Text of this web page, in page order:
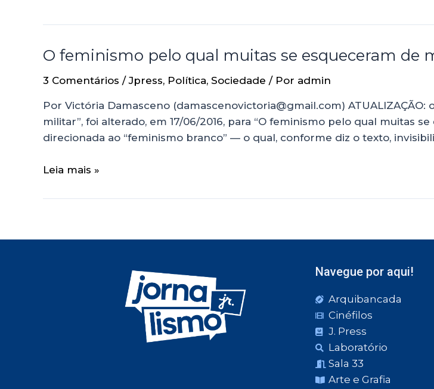
O feminismo pelo qual muitas se esqueceram de
3 Comentários /Jpress, Política, Sociedade / Por admin
Por Victória Damasceno (damascenovictoria@gmail.com)
militar”, foi alterado, em 17/06/2016, para “O feminismo pelo qual muitas
direcionada ao “feminismo branco” — o qual, conforme diz o texto,
Leia mais »
Navegue por aqui!
Arquibancada
Cinéfilos
J. Press
Laboratório
Sala 33
Arte e Grafia